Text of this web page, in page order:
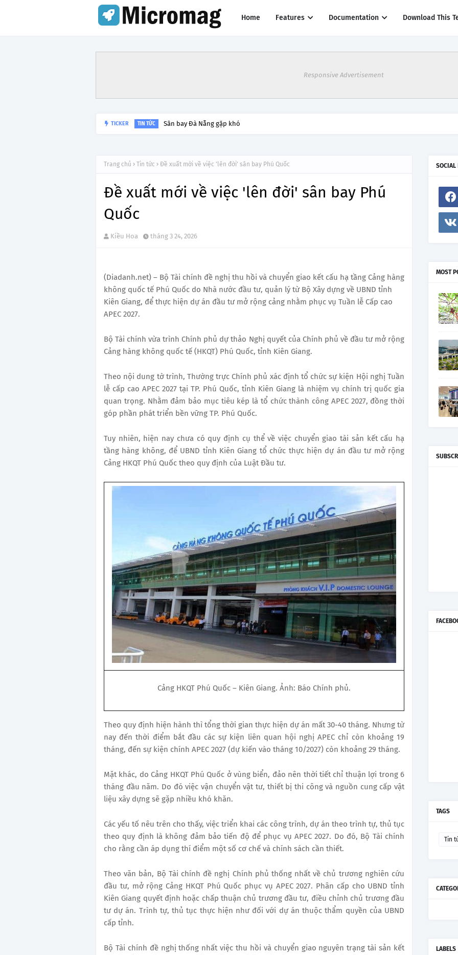
Home Features Documentation Download This
Responsive Advertisement
TICKER TIN TỨC Sân bay Đà Nẵng gặp khó
Trang chủ Tin tức Đề xuất mới về việc 'lên đời' sân bay Phú Quốc
Đề xuất mới về việc 'lên đời' sân bay Phú
Quốc
Kiều Hoa tháng 3 24, 2026
(Diadanh.net) – Bộ Tài chính đề nghị thu hồi và chuyển giao kết cấu hạ tầng Cảng hàng
không quốc tế Phú Quốc do Nhà nước đầu tư, quản lý từ Bộ Xây dựng về UBND tỉnh
Kiên Giang, để thực hiện dự án đầu tư mở rộng cảng nhằm phục vụ Tuần lễ Cấp cao
APEC 2027.
Bộ Tài chính vừa trình Chính phủ dự thảo Nghị quyết của Chính phủ về đầu tư mở rộng
Cảng hàng không quốc tế (HKQT) Phú Quốc, tỉnh Kiên Giang.
Theo nội dung tờ trình, Thường trực Chính phủ xác định tổ chức sự kiện Hội nghị Tuần
lễ cấp cao APEC 2027 tại TP. Phú Quốc, tỉnh Kiên Giang là nhiệm vụ chính trị quốc gia
quan trọng. Nhằm đảm bảo mục tiêu kép là tổ chức thành công APEC 2027, đồng thời
góp phần phát triển bền vững TP. Phú Quốc.
Tuy nhiên, hiện nay chưa có quy định cụ thể về việc chuyển giao tài sản kết cấu hạ
tầng hàng không, để UBND tỉnh Kiên Giang tổ chức thực hiện dự án đầu tư mở rộng
Cảng HKQT Phú Quốc theo quy định của Luật Đầu tư.
Cảng HKQT Phú Quốc – Kiên Giang. Ảnh: Báo Chính phủ.
Theo quy định hiện hành thì tổng thời gian thực hiện dự án mất 30-40 tháng. Nhưng từ
nay đến thời điểm bắt đầu các sự kiện liên quan hội nghị APEC chỉ còn khoảng 19
tháng, đến sự kiện chính APEC 2027 (dự kiến vào tháng 10/2027) còn khoảng 29 tháng.
Mặt khác, do Cảng HKQT Phú Quốc ở vùng biển, đảo nên thời tiết chỉ thuận lợi trong 6
tháng đầu năm. Do đó việc vận chuyển vật tư, thiết bị thi công và nguồn cung cấp vật
liệu xây dựng sẽ gặp nhiều khó khăn.
Các yếu tố nêu trên cho thấy, việc triển khai các công trình, dự án theo trình tự, thủ tục
theo quy định là không đảm bảo tiến độ để phục vụ APEC 2027. Do đó, Bộ Tài chính
cho rằng cần áp dụng thí điểm một số cơ chế và chính sách cần thiết.
Theo văn bản, Bộ Tài chính đề nghị Chính phủ thống nhất về chủ trương nghiên cứu
đầu tư, mở rộng Cảng HKQT Phú Quốc phục vụ APEC 2027. Phân cấp cho UBND tỉnh
Kiên Giang quyết định hoặc chấp thuận chủ trương đầu tư, điều chỉnh chủ trương đầu
tư dự án. Trình tự, thủ tục thực hiện như đối với dự án thuộc thẩm quyền của UBND
cấp tỉnh.
Bộ Tài chính đề nghị thống nhất việc thu hồi và chuyển giao nguyên trạng tài sản kết
SOCIAL
MOST
TAGS
Tin
LABELS